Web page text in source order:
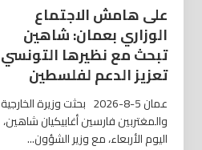
على هامش الاجتماع
الوزاري بعمان: شاهين
تبحث مع نظيرها التونسي
تعزيز الدعم لفلسطين
عمان 5-8-2026 بحثت وزيرة الخارجية
والمغتربين فارسين أغابيكيان شاهين،
اليوم الأربعاء، مع وزير الشؤون...